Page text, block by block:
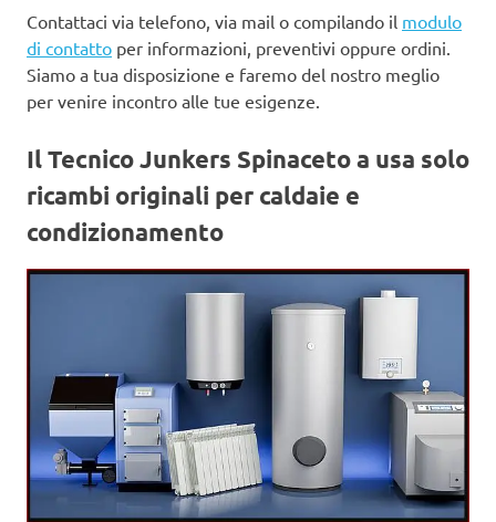
Contattaci via telefono, via mail o compilando il modulo
di contatto per informazioni, preventivi oppure ordini.
Siamo a tua disposizione e faremo del nostro meglio
per venire incontro alle tue esigenze.
Il Tecnico Junkers Spinaceto a usa solo
ricambi originali per caldaie e
condizionamento